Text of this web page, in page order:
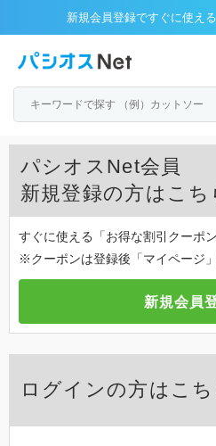
新規会員登録ですぐに使え
パシオスNet会員
新規登録の方はこち
すぐに使える「お得な割引クーポ
※クーポンは登録後「マイページ
ログインの方はこち